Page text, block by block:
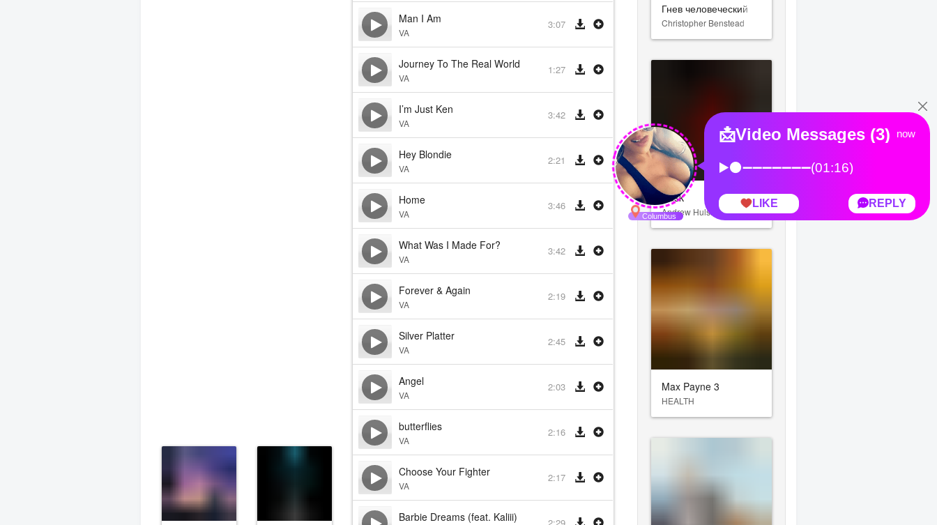
Man I Am
VA
3:07
Journey To The Real World
VA
1:27
I’m Just Ken
VA
3:42
Hey Blondie
VA
2:21
Home
VA
3:46
What Was I Made For?
VA
3:42
Forever & Again
VA
2:19
Silver Platter
VA
2:45
Angel
VA
2:03
butterflies
VA
2:16
Choose Your Fighter
VA
2:17
Barbie Dreams (feat. Kaliii)
Гнев человеческий
Christopher Benstead
Dusk
Andrew Hulshult
Max Payne 3
HEALTH